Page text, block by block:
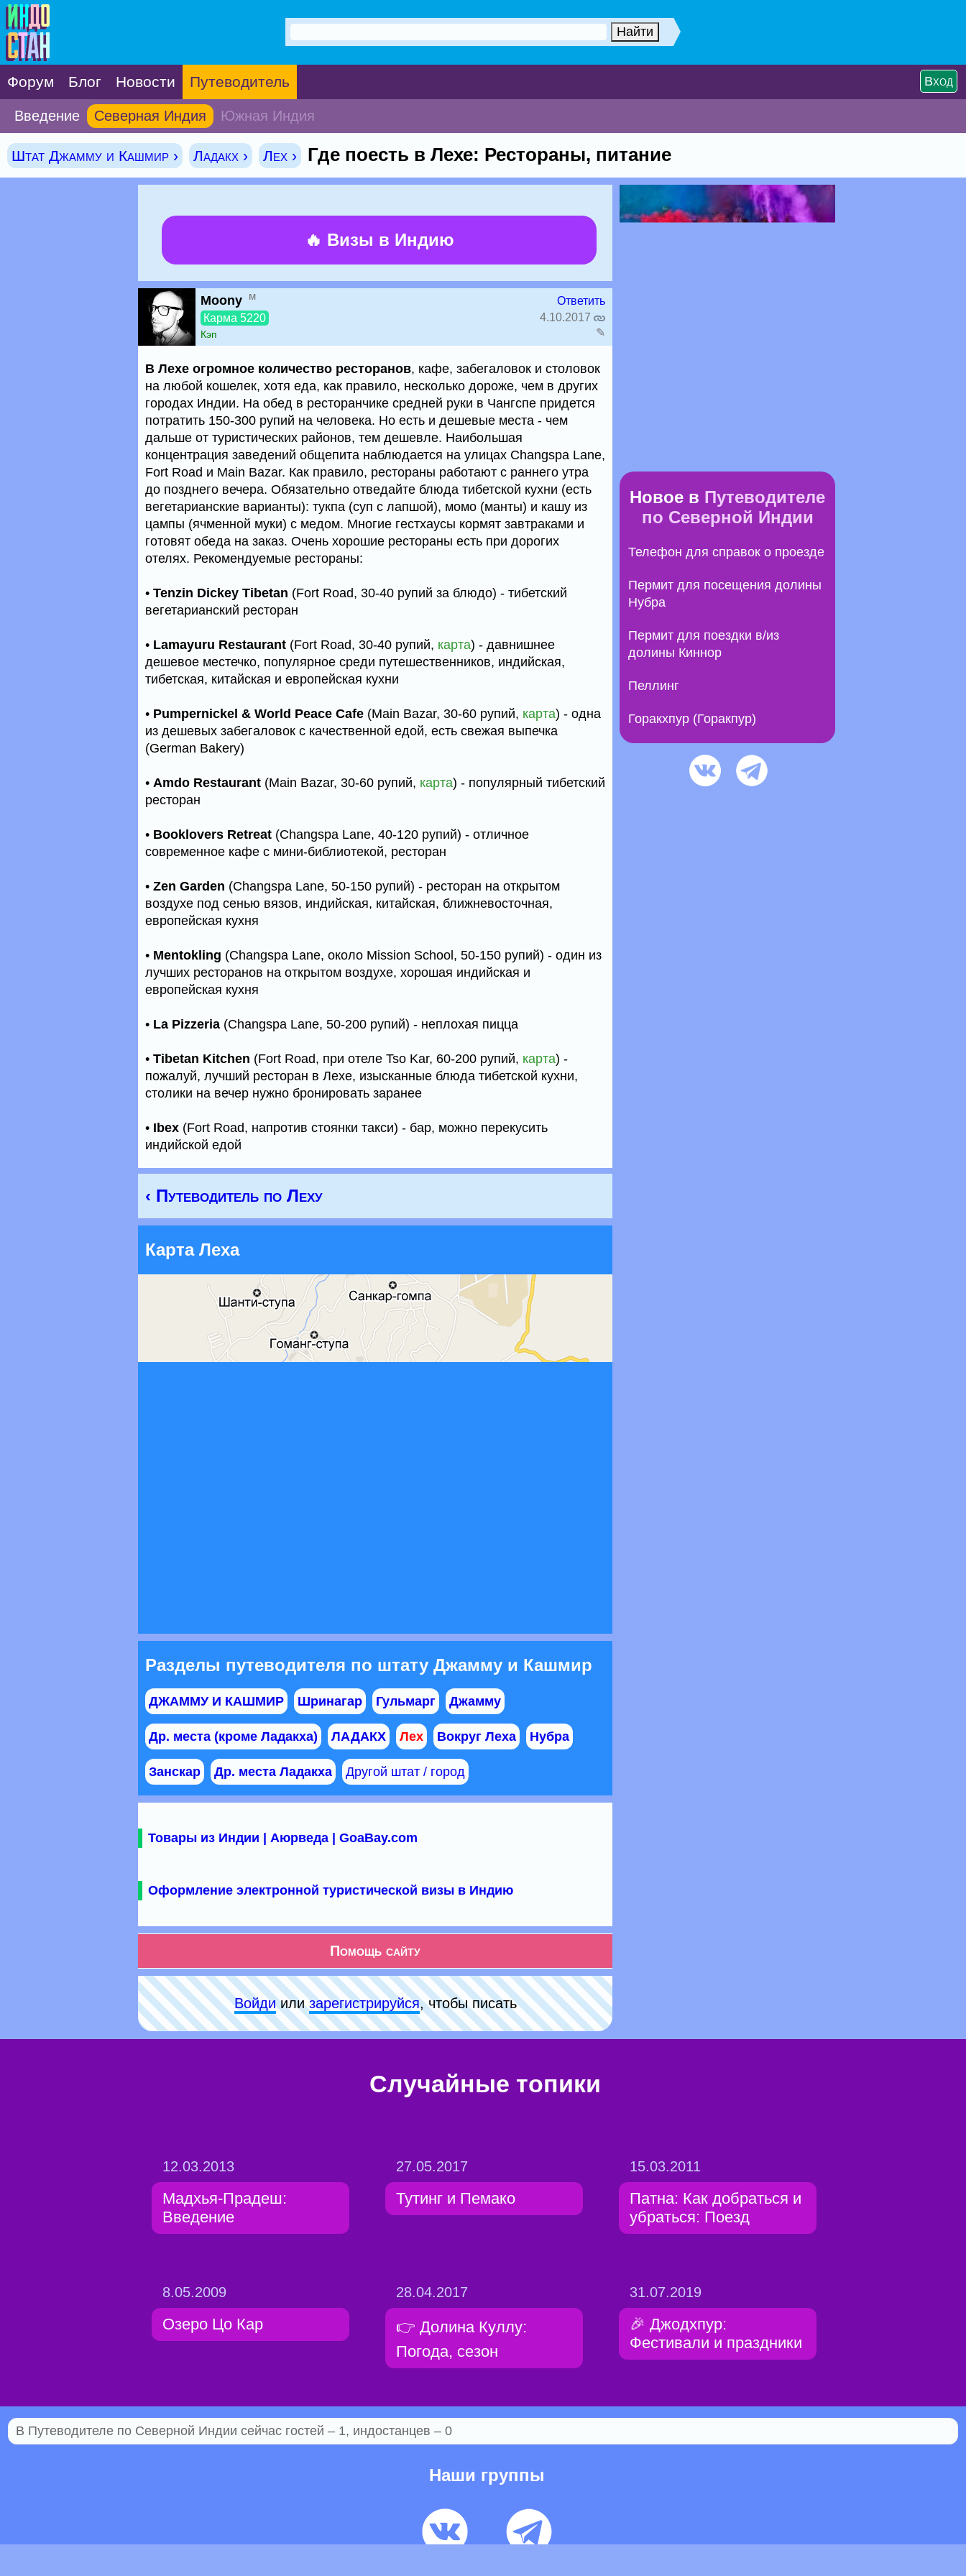
Форум Блог Новости Путеводитель Вход
Введение Северная Индия Южная Индия
Штат Джамму и Кашмир › Ладакх › Лех › Где поесть в Лехе: Рестораны, питание
🔥 Визы в Индию
Moony м
Карма 5220
Кэп
Ответить
4.10.2017
✎
В Лехе огромное количество ресторанов, кафе, забегаловок и столовок
на любой кошелек, хотя еда, как правило, несколько дороже, чем в других
городах Индии. На обед в ресторанчике средней руки в Чангспе придется
потратить 150-300 рупий на человека. Но есть и дешевые места - чем
дальше от туристических районов, тем дешевле. Наибольшая
концентрация заведений общепита наблюдается на улицах Changspa Lane,
Fort Road и Main Bazar. Как правило, рестораны работают с раннего утра
до позднего вечера. Обязательно отведайте блюда тибетской кухни (есть
вегетарианские варианты): тукпа (суп с лапшой), момо (манты) и кашу из
цампы (ячменной муки) с медом. Многие гестхаусы кормят завтраками и
готовят обеда на заказ. Очень хорошие рестораны есть при дорогих
отелях. Рекомендуемые рестораны:
• Tenzin Dickey Tibetan (Fort Road, 30-40 рупий за блюдо) - тибетский
вегетарианский ресторан
• Lamayuru Restaurant (Fort Road, 30-40 рупий, карта) - давнишнее
дешевое местечко, популярное среди путешественников, индийская,
тибетская, китайская и европейская кухни
• Pumpernickel & World Peace Cafe (Main Bazar, 30-60 рупий, карта) - одна
из дешевых забегаловок с качественной едой, есть свежая выпечка
(German Bakery)
• Amdo Restaurant (Main Bazar, 30-60 рупий, карта) - популярный тибетский
ресторан
• Booklovers Retreat (Changspa Lane, 40-120 рупий) - отличное
современное кафе с мини-библиотекой, ресторан
• Zen Garden (Changspa Lane, 50-150 рупий) - ресторан на открытом
воздухе под сенью вязов, индийская, китайская, ближневосточная,
европейская кухня
• Mentokling (Changspa Lane, около Mission School, 50-150 рупий) - один из
лучших ресторанов на открытом воздухе, хорошая индийская и
европейская кухня
• La Pizzeria (Changspa Lane, 50-200 рупий) - неплохая пицца
• Tibetan Kitchen (Fort Road, при отеле Tso Kar, 60-200 рупий, карта) -
пожалуй, лучший ресторан в Лехе, изысканные блюда тибетской кухни,
столики на вечер нужно бронировать заранее
• Ibex (Fort Road, напротив стоянки такси) - бар, можно перекусить
индийской едой
‹ Путеводитель по Леху
Карта Леха
Разделы путеводителя по штату Джамму и Кашмир
ДЖАММУ И КАШМИР Шринагар Гульмарг Джамму
Др. места (кроме Ладакха) ЛАДАКХ Лех Вокруг Леха Нубра
Занскар Др. места Ладакха Другой штат / город
Товары из Индии | Аюрведа | GoaBay.com
Оформление электронной туристической визы в Индию
Помощь сайту
Войдиилизарeгиcтpируйся, чтобы писать
Новое в Путеводителе
по Северной Индии
Телефон для справок о проезде
Пермит для посещения долины
Нубра
Пермит для поездки в/из
долины Киннор
Пеллинг
Горакхпур (Горакпур)
Случайные топики
12.03.2013
Мадхья-Прадеш:
Введение
27.05.2017
Тутинг и Пемако
15.03.2011
Патна: Как добраться и
убраться: Поезд
8.05.2009
Озеро Цо Кар
28.04.2017
👉 Долина Куллу:
Погода, сезон
31.07.2019
🎉 Джодхпур:
Фестивали и праздники
В Путеводителе по Северной Индии сейчас гостей – 1, индостанцев – 0
Наши группы